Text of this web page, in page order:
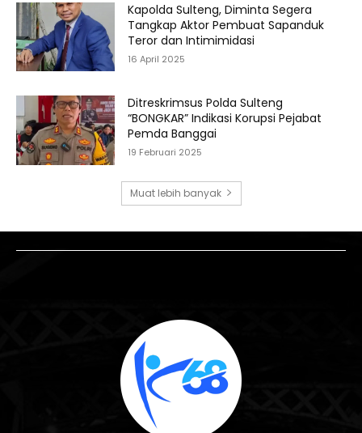
Kapolda Sulteng, Diminta Segera
Tangkap Aktor Pembuat Sapanduk
Teror dan Intimimidasi
16 April 2025
Ditreskrimsus Polda Sulteng
“BONGKAR” Indikasi Korupsi Pejabat
Pemda Banggai
19 Februari 2025
Muat lebih banyak